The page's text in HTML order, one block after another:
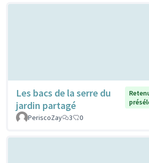
Les bacs de la serre du
jardin partagé
PeriscoZay
3 0